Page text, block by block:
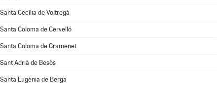
Santa Cecília de Voltregà
Santa Coloma de Cervelló
Santa Coloma de Gramenet
Sant Adrià de Besòs
Santa Eugènia de Berga